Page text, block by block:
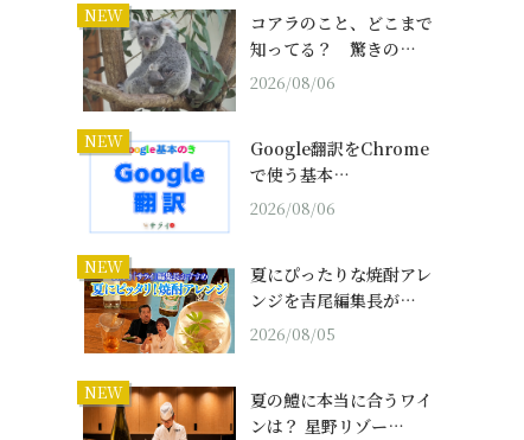
NEW
コアラのこと、どこまで
知ってる？ 驚きの…
2026/08/06
NEW
Google翻訳をChrome
で使う基本…
2026/08/06
NEW
夏にぴったりな焼酎アレ
ンジを吉尾編集長が…
2026/08/05
NEW
夏の鱧に本当に合うワイ
ンは？ 星野リゾー…